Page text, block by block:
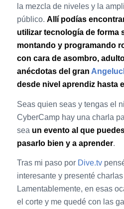
la mezcla de niveles y la
público. Allí podías
utilizar tecnología de forma
montando y programando
con cara de asombro,
anécdotas del gran
desde nivel aprendiz hasta
Seas quien seas y tengas el
CyberCamp hay una charla
sea un evento al que
pasarlo bien y a aprender.
Tras mi paso por Dive.tv
interesante y presenté
Lamentablemente, en esas
el corte y me quedé con las